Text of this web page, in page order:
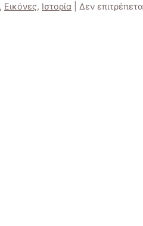
, Εικόνες, Ιστορία Δεν